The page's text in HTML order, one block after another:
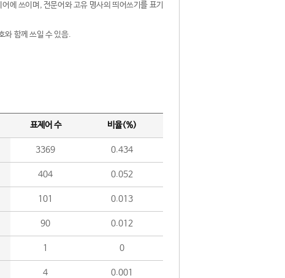
에 쓰이며, 전문어와 고유 명사의 띄어쓰기를 표기
와 함께 쓰일 수 있음.
표제어 수 비율(%)
3369 0.434
404 0.052
101 0.013
90 0.012
1 0
4 0.001